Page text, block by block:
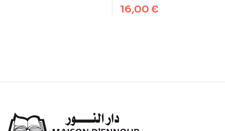
حزم
16,00 €